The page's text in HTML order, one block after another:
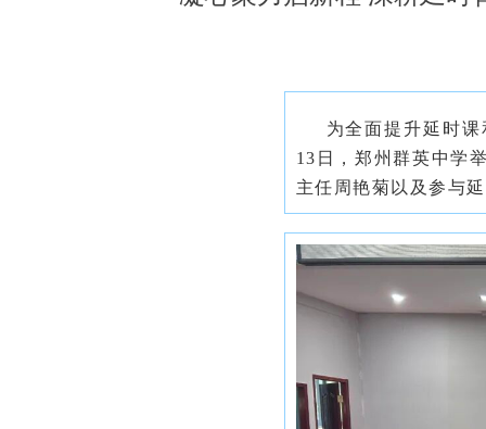
为全面提升延时
13日，郑州群英中学
主任周艳菊以及参与